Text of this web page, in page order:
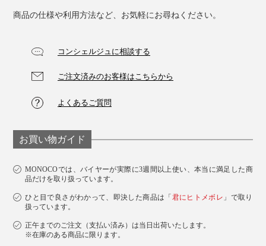
商品の仕様や利用方法など、お気軽にお尋ねください。
コンシェルジュに相談する
ご注文済みのお客様はこちらから
よくあるご質問
お買い物ガイド
MONOCOでは、バイヤーが実際に3週間以上使い、本当に満足した商
品だけを取り扱っています。
ひと目で良さがわかって、即決した商品は「 君にヒトメボレ 」で取り
扱っています。
正午までのご注文（支払い済み）は当日出荷いたします。
※在庫のある商品に限ります。